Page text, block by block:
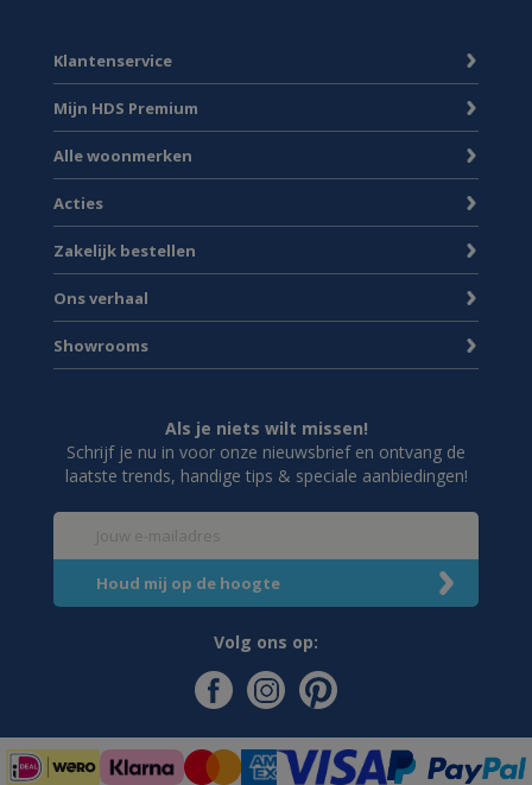
Klantenservice
Mijn HDS Premium
Alle woonmerken
Acties
Zakelijk bestellen
Ons verhaal
Showrooms
Als je niets wilt missen!
Schrijf je nu in voor onze nieuwsbrief en ontvang de
laatste trends, handige tips & speciale aanbiedingen!
Volg ons op: